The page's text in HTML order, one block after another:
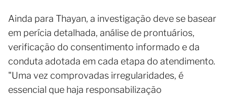
Ainda para Thayan, a investigação deve se basear
em perícia detalhada, análise de prontuários,
verificação do consentimento informado e da
conduta adotada em cada etapa do atendimento.
"Uma vez comprovadas irregularidades, é
essencial que haja responsabilização